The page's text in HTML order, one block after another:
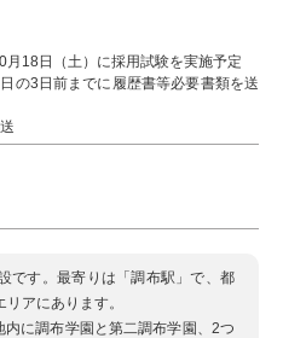
18日（土）に採用試験を実施予定
の3日前までに履歴書等必要書類を送
です。最寄りは「調布駅」で、都
アにあります。
に調布学園と第二調布学園、2つ